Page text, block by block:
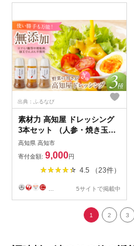
出典：ふるなび
素材力 高知屋 ドレッシング
3本セット （人参・焼き玉ね
ぎ・ごまとごぼう） / 〈うま
味味料 アミノ酸 増粘剤 加工
でんぷん すべて不使用〉国産
野菜 ドレッシング 万能ドレ
ッシング / 国産 野菜 ドレッ
シング 万能ドレッシング 調
洋風 万能調味料 【株式会社
四国健商】[ATAF042]
高知県 高知市
寄付金額: 9,000円
4.5 （23件）
5サイトで掲載中
1 2 3